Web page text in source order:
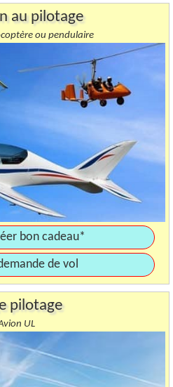
au pilotage
ou pendulaire
bon cadeau*
de vol
pilotage
UL